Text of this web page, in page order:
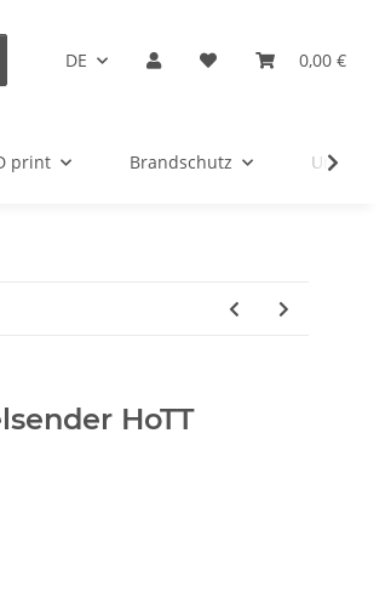
DE 0,00 €
print Brandschutz
HoTT